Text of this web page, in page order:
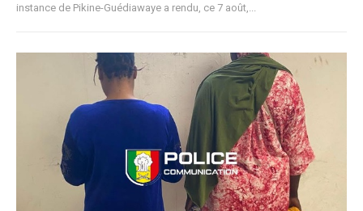
instance de Pikine-Guédiawaye a rendu, ce 7 août,...